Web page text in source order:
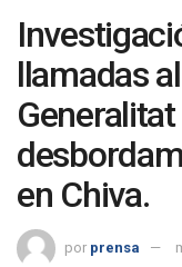
llamadas
en Chiva.
por prensa